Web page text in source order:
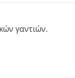
γαντιών.